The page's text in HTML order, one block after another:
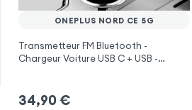
ONEPLUS NORD CE 5G
Transmetteur FM Bluetooth -
Chargeur Voiture USB C + USB -
34,90 €